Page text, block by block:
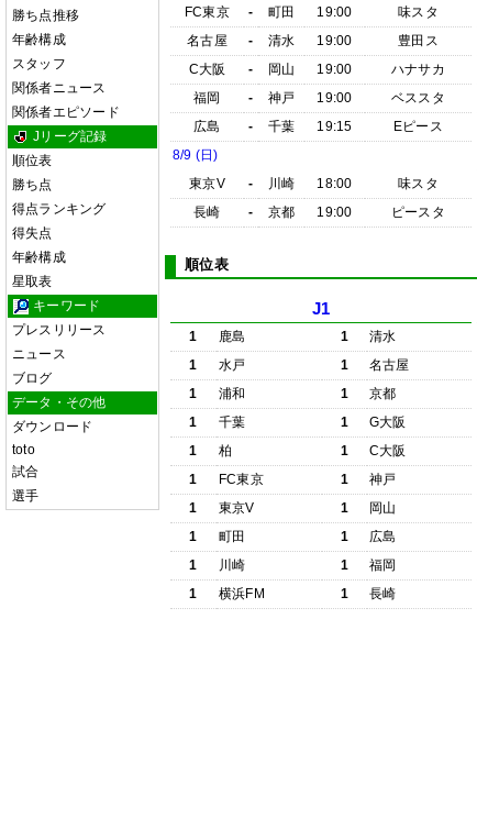
勝ち点推移
年齢構成
スタッフ
関係者ニュース
関係者エピソード
Jリーグ記録
順位表
勝ち点
得点ランキング
得失点
年齢構成
星取表
キーワード
プレスリリース
ニュース
ブログ
データ・その他
ダウンロード
toto
試合
選手
FC東京
- 町田 19:00
味スタ
名古屋
- 清水 19:00
豊田ス
C大阪
- 岡山 19:00
ハナサカ
福岡
- 神戸 19:00
ベススタ
広島
- 千葉 19:15
Eピース
8/9 (日)
東京V
- 川崎 18:00
味スタ
長崎
- 京都 19:00 ピースタ
順位表
J1
1 鹿島 1
清水
1
水戸 1
名古屋
1
浦和 1
京都
1
千葉 1
G大阪
1
柏 1
C大阪
1
FC東京 1
神戸
1
東京V 1
岡山
1
町田 1
広島
1
川崎 1
福岡
1
横浜FM 1 長崎